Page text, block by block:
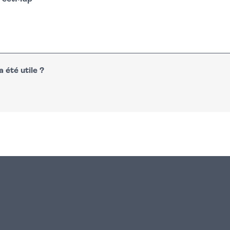
été utile ?